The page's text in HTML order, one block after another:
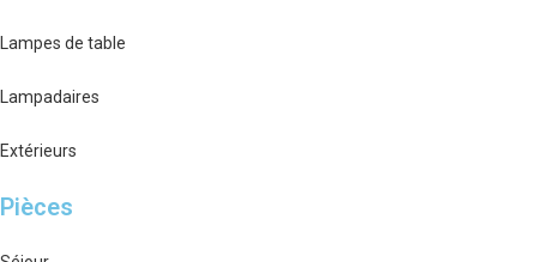
Lampes de table
Lampadaires
Extérieurs
Pièces